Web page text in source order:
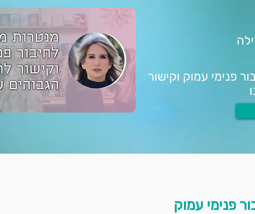
פנימי עמוק וקישור
פנימי עמוק